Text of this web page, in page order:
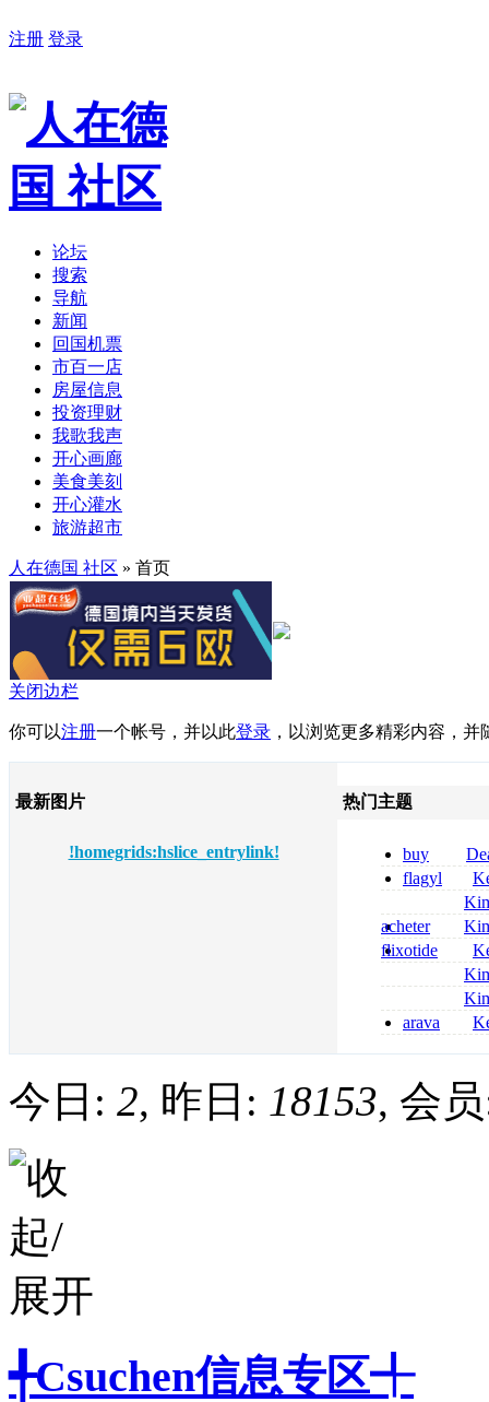
注册 登录
论坛
搜索
导航
新闻
回国机票
市百一店
房屋信息
投资理财
我歌我声
开心画廊
美食美刻
开心灌水
旅游超市
人在德国 社区 » 首页
关闭边栏
你可以注册一个帐号，并以此登录 ，以浏览更多精彩内容，
最新图片
!homegrids:hslice_entrylink!
热门主题
buy
pregabalin
pregabalin
flagyl
online
bestellen
nolvadex
nolvadex
acheter
celebrex
flixotide
junior kaufen
métronidazole
2026
coumadin
arava
今日: 2, 昨日: 18153, 会
╃Csuchen信息专区╃